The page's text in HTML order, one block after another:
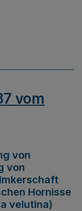
vom
von
von
Hornisse
velutina)